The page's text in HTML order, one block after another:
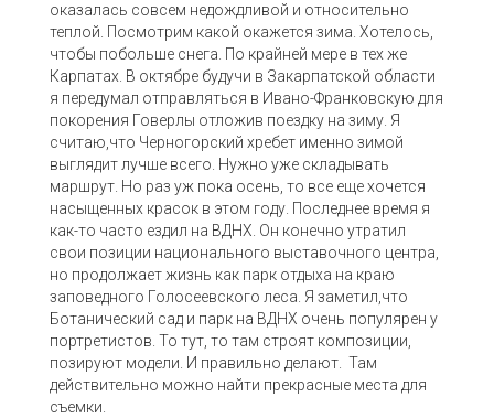
оказалась совсем недождливой и относительно
теплой. Посмотрим какой окажется зима. Хотелось,
чтобы побольше снега. По крайней мере в тех же
Карпатах. В октябре будучи в Закарпатской области
я передумал отправляться в Ивано-Франковскую для
покорения Говерлы отложив поездку на зиму. Я
считаю,что Черногорский хребет именно зимой
выглядит лучше всего. Нужно уже складывать
маршрут. Но раз уж пока осень, то все еще хочется
насыщенных красок в этом году. Последнее время я
как-то часто ездил на ВДНХ. Он конечно утратил
свои позиции национального выставочного центра,
но продолжает жизнь как парк отдыха на краю
заповедного Голосеевского леса. Я заметил,что
Ботанический сад и парк на ВДНХ очень популярен у
портретистов. То тут, то там строят композиции,
позируют модели. И правильно делают. Там
действительно можно найти прекрасные места для
съемки.